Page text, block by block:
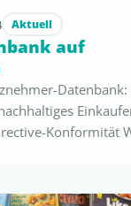
Aktuell
auf
Datenbank:
Konformität
Waren